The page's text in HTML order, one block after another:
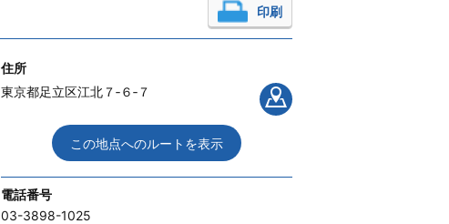
印刷
住所
東京都足立区江北７‐６‐７
この地点へのルートを表示
電話番号
03-3898-1025